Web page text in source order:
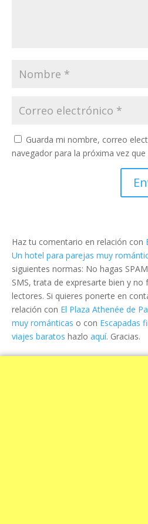
Guarda mi nombre, correo
navegador para la próxima vez
Haz tu comentario en relación con
Un hotel para parejas muy
siguientes normas: No hagas
SMS, trata de expresarte bien y
lectores. Si quieres ponerte en
relación con El Plaza Athenée de
muy románticas o con Escapadas
viajes baratos hazlo aquí. Gracias.